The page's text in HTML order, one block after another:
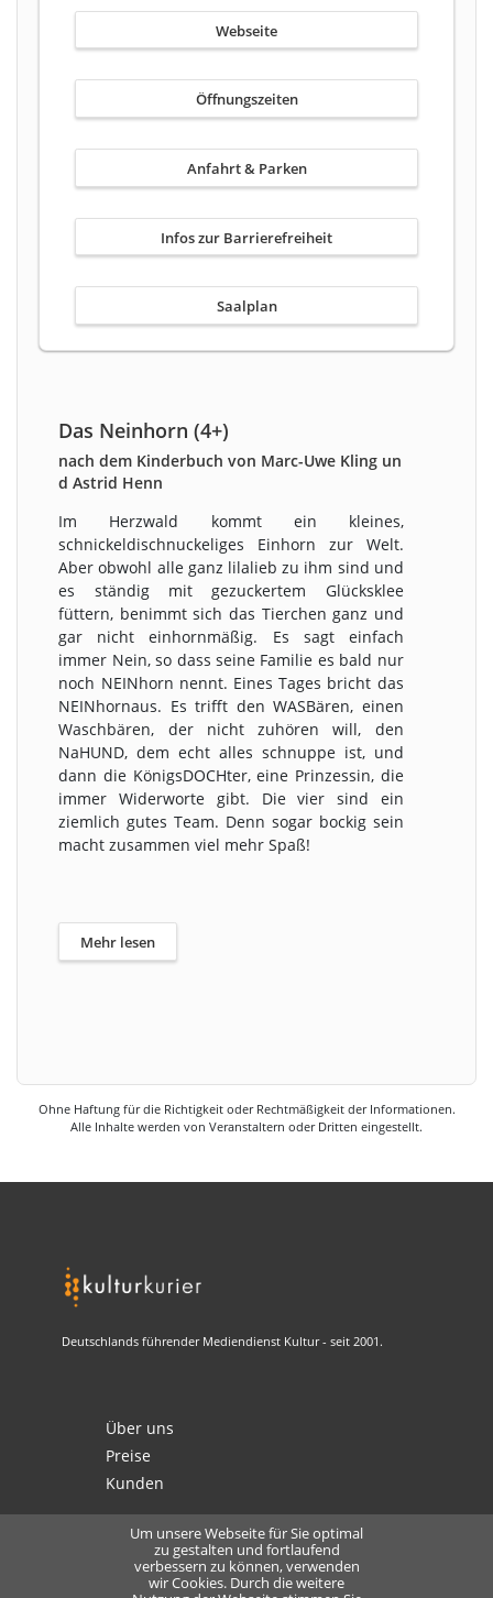
Webseite
Öffnungszeiten
Anfahrt & Parken
Infos zur Barrierefreiheit
Saalplan
Das Neinhorn (4+)
nach dem Kinderbuch von Marc-Uwe Kling un
d Astrid Henn
Im Herzwald kommt ein kleines,
schnickeldischnuckeliges Einhorn zur Welt.
Aber obwohl alle ganz lilalieb zu ihm sind und
es ständig mit gezuckertem Glücksklee
füttern, benimmt sich das Tierchen ganz und
gar nicht einhornmäßig. Es sagt einfach
immer Nein, so dass seine Familie es bald nur
noch NEINhorn nennt. Eines Tages bricht das
NEINhornaus. Es trifft den WASBären, einen
Waschbären, der nicht zuhören will, den
NaHUND, dem echt alles schnuppe ist, und
dann die KönigsDOCHter, eine Prinzessin, die
immer Widerworte gibt. Die vier sind ein
ziemlich gutes Team. Denn sogar bockig sein
macht zusammen viel mehr Spaß!
Mehr lesen
Ohne Haftung für die Richtigkeit oder Rechtmäßigkeit der Informationen.
Alle Inhalte werden von Veranstaltern oder Dritten eingestellt.
Deutschlands führender Mediendienst Kultur - seit 2001.
Über uns
Preise
Kunden
Kontakt
Um unsere Webseite für Sie optimal
zu gestalten und fortlaufend
verbessern zu können, verwenden
wir Cookies. Durch die weitere